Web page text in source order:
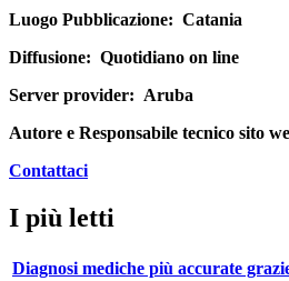
Luogo Pubblicazione: Catania
Diffusione: Quotidiano on line
Server provider: Aruba
Autore e Responsabile tecnico sito
Contattaci
I più letti
Diagnosi mediche più accurate